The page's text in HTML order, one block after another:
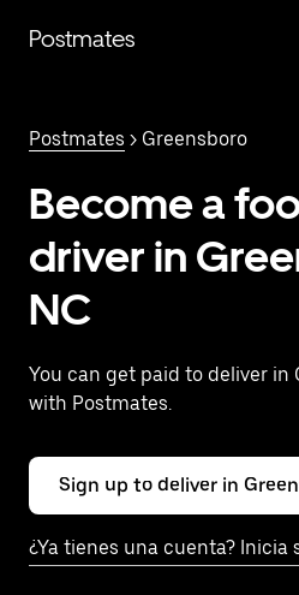
contenido
Postmates
Postmates > Greensboro
Become a
driver in
NC
You can get paid to deliver in
with Postmates.
Sign up to deliver in
¿Ya tienes una cuenta? Inicia